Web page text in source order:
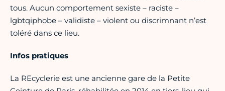
tous. Aucun comportement sexiste – raciste –
lgbtqiphobe – validiste – violent ou discrimnant n’est
toléré dans ce lieu.
Infos pratiques
La REcyclerie est une ancienne gare de la Petite